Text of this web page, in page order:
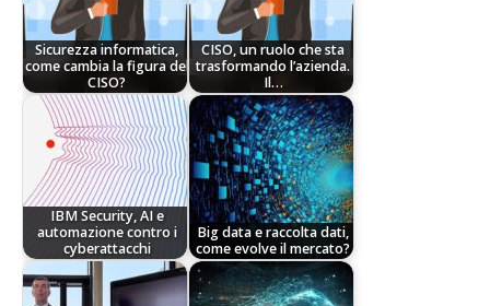
Sicurezza informatica,
come cambia la figura del
CISO?
CISO, un ruolo che sta
trasformando l’azienda.
Il…
IBM Security, AI e
automazione contro i
cyberattacchi
Big data e raccolta dati,
come evolve il mercato?